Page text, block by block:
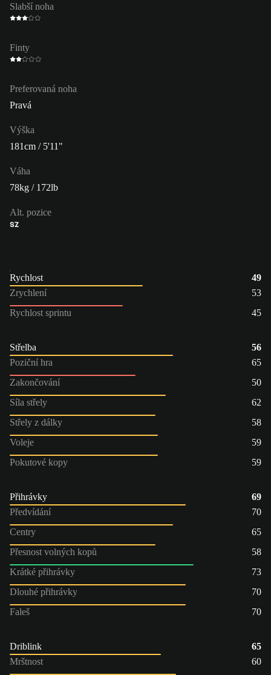
Slabší noha
Finty
Preferovaná noha
Pravá
Výška
181cm / 5'11"
Váha
78kg / 172lb
Alt. pozice
SZ
Rychlost
49
Zrychlení
53
Rychlost sprintu
45
Střelba
56
Poziční hra
65
Zakončování
50
Síla střely
62
Střely z dálky
58
Voleje
59
Pokutové kopy
59
Přihrávky
69
Předvídání
70
Centry
65
Přesnost volných kopů
58
Krátké přihrávky
73
Dlouhé přihrávky
70
Faleš
70
Driblink
65
Mrštnost
60